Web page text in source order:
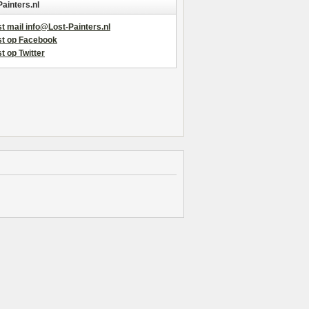
mail info@Lost-Painters.nl
op Facebook
op Twitter